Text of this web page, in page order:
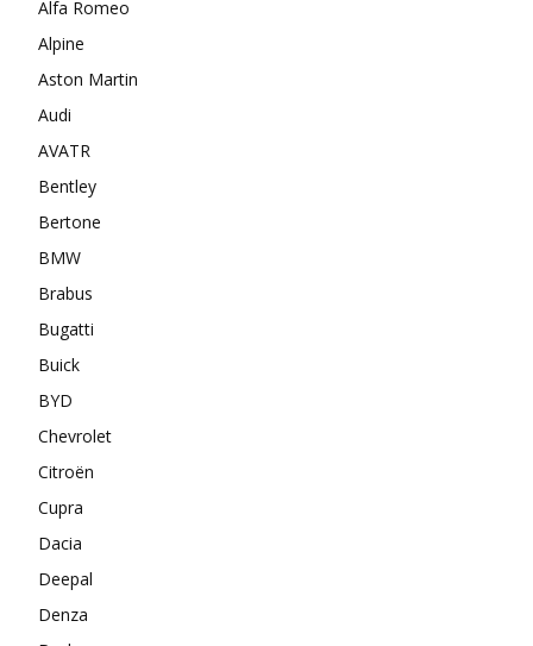
Alfa Romeo
Alpine
Aston Martin
Audi
AVATR
Bentley
Bertone
BMW
Brabus
Bugatti
Buick
BYD
Chevrolet
Citroën
Cupra
Dacia
Deepal
Denza